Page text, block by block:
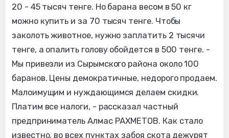
20 - 45 тысяч тенге. Но барана весом в 50 кг
можно купить и за 70 тысяч тенге. Чтобы
заколоть животное, нужно заплатить 2 тысячи
тенге, а опалить голову обойдется в 500 тенге. -
Мы привезли из Сырымского района около 100
баранов. Цены демократичные, недорого продаем.
Малоимущим и нуждающимся делаем скидки.
Платим все налоги, - рассказал частный
предприниматель Алмас РАХМЕТОВ. Как стало
известно, во всех пунктах забоя скота дежурят